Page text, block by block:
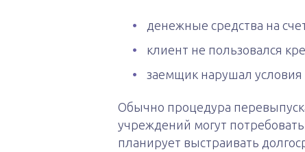
денежные средства на
клиент не пользовался
заемщик нарушал
Обычно процедура
учреждений могут
планирует выстраивать